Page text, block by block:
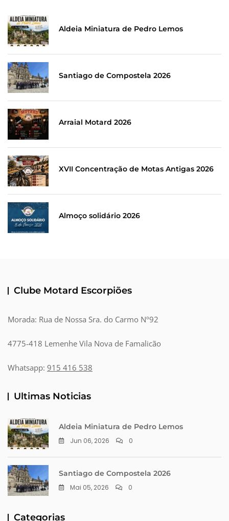
Aldeia Miniatura de Pedro Lemos
Santiago de Compostela 2026
Arraial Motard 2026
XVII Concentração de Motas Antigas 2026
Almoço solidário 2026
Clube Motard Escorpiões
Morada: Rua de Nossa Sra. do Carmo Nº92
4775-418 Lemenhe Vila Nova de Famalicão
Whatsapp: 915 416 538
Ultimas Noticias
Aldeia Miniatura de Pedro Lemos
Jun 06, 2026 0
Santiago de Compostela 2026
Mai 05, 2026 0
Categorias